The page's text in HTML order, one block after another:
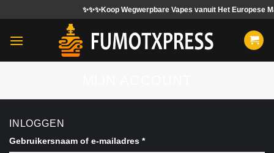
naar
inhoud
✨✨✨Koop Wegwerpbare Vapes vanuit Het Europese Magazijn
INLOGGEN
Gebruikersnaam of e-mailadres *Vereist